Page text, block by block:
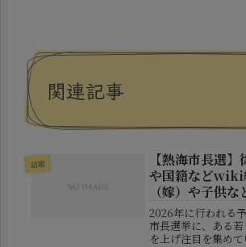
関連記事
話題
【熱海市長選
や国籍などwiki
（嫁）や子供な
2026年に行われる
市長選挙に、ある
を上げ注目を集め